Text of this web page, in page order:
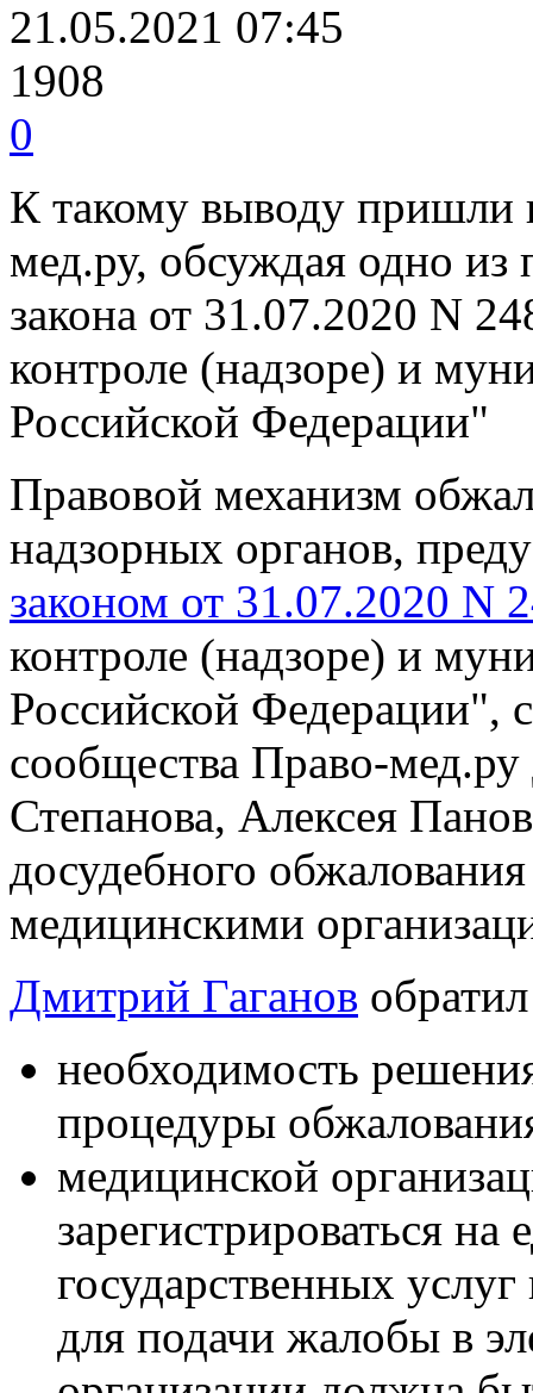
21.05.2021 07:45
1908
0
К такому выводу пришли
мед.ру, обсуждая одно из
закона от 31.07.2020 N
контроле (надзоре) и
Российской Федерации"
Правовой механизм
надзорных органов,
законом от 31.07.2020 N
контроле (надзоре) и
Российской Федерации",
сообщества Право-
Степанова, Алексея
досудебного
медицинскими
Дмитрий Гаганов
необходимость
процедуры
медицинской
зарегистрироваться на
государственных
для подачи жалобы в